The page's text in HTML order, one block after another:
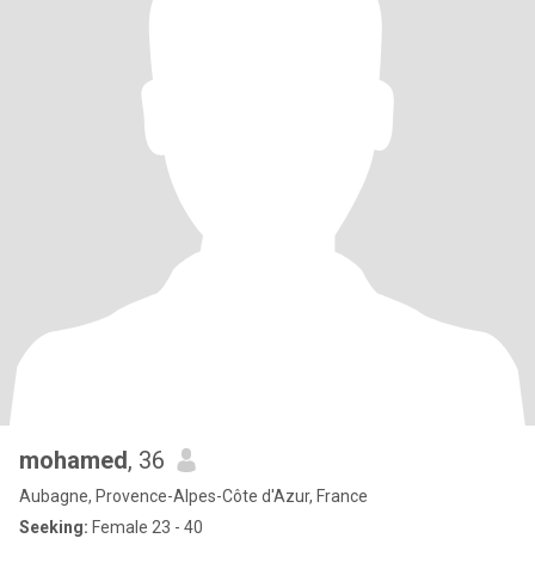
mohamed, 36
Aubagne, Provence-Alpes-Côte d'Azur, France
Seeking: Female 23 - 40